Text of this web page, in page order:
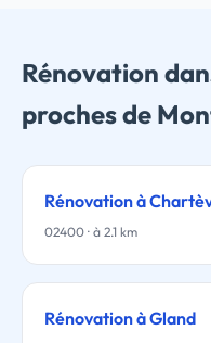
Rénovation
proches de
Rénovation à
02400 · à 2.1 km
Rénovation à Gland